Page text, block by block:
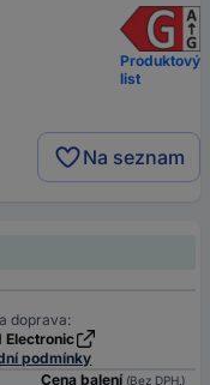
Produktový
list
Na seznam
doprava:
Electronic
podmínky
Cena balení (Bez DPH.)